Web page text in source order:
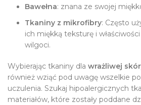
Bawełna: znana ze swojej
Tkaniny z mikrofibry: Często
ich miękką teksturę i
wilgoci.
Wybierając tkaniny dla wrażliwej
również wziąć pod uwagę wszelkie
uczulenia. Szukaj hipoalergicznych
materiałów, które zostały poddane